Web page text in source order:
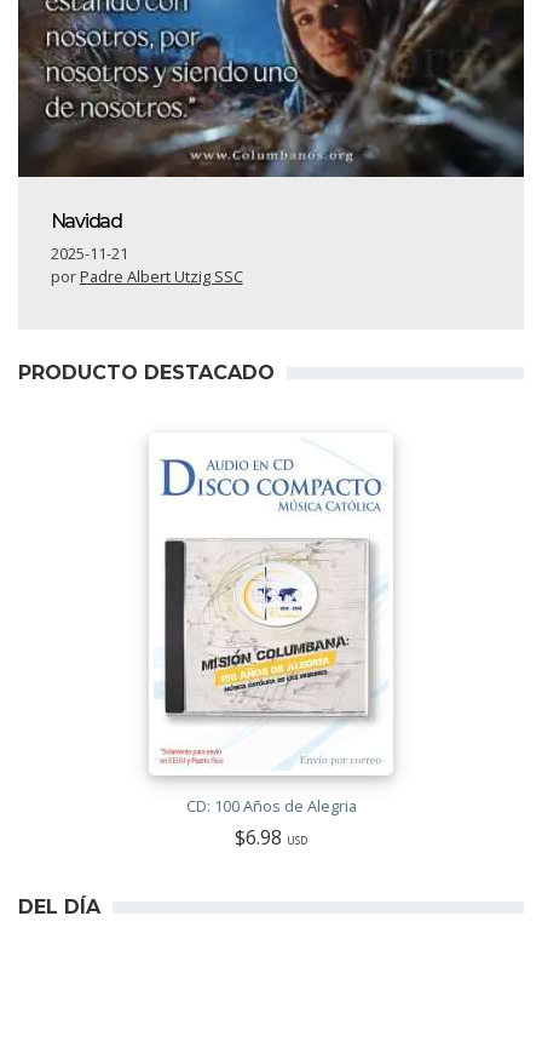
Navidad
2025-11-21
porPadre Albert Utzig SSC
PRODUCTO DESTACADO
CD: 100 Años de Alegria
$6.98 USD
DEL DÍA